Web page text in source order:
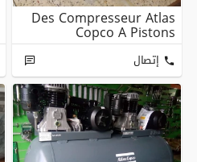
Des Compresseur Atlas
Copco A Pistons
إتصال